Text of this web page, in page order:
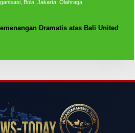
Bola, Jakarta, Olahraga
Dramatis atas Bali United